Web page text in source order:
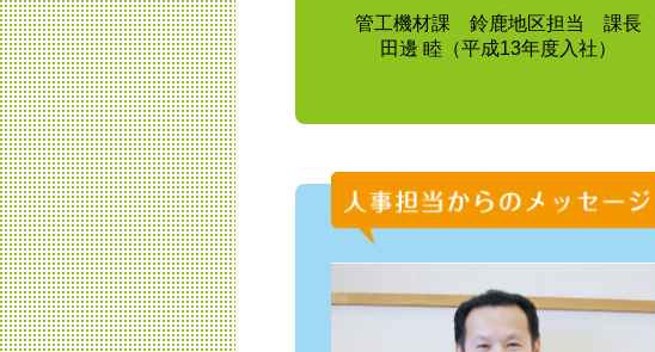
管工機材課 鈴鹿地区担当 課長
田邊 睦（平成13年度入社）